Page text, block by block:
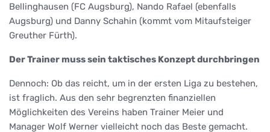
Bellinghausen (FC Augsburg), Nando Rafael (ebenfalls
Augsburg) und Danny Schahin (kommt vom Mitaufsteiger
Greuther Fürth).
Der Trainer muss sein taktisches Konzept durchbringen
Dennoch: Ob das reicht, um in der ersten Liga zu bestehen,
ist fraglich. Aus den sehr begrenzten finanziellen
Möglichkeiten des Vereins haben Trainer Meier und
Manager Wolf Werner vielleicht noch das Beste gemacht.